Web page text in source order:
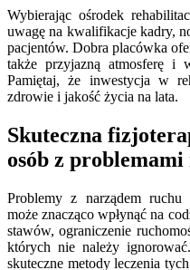
Wybierając ośrodek
uwagę na kwalifikacje kadry,
pacjentów. Dobra placówka
także przyjazną atmosferę i
Pamiętaj, że inwestycja w
zdrowie i jakość życia na lata.
Skuteczna
osób z
Problemy z narządem ruchu
może znacząco wpłynąć na
stawów, ograniczenie
których nie należy
skuteczne metody leczenia